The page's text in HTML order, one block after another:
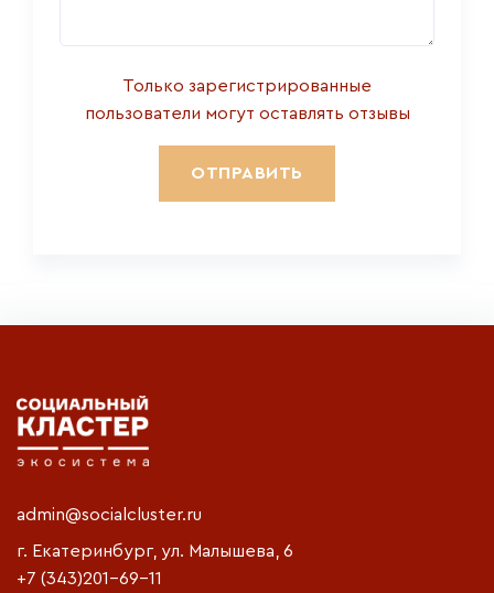
Только зарегистрированные
пользователи могут оставлять отзывы
admin@socialcluster.ru
г. Екатеринбург, ул. Малышева, 6
+7 (343)201-69-11